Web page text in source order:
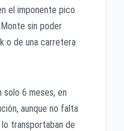
el imponente pico
sin poder
o de una carretera
solo 6 meses, en
aunque no falta
transportaban de